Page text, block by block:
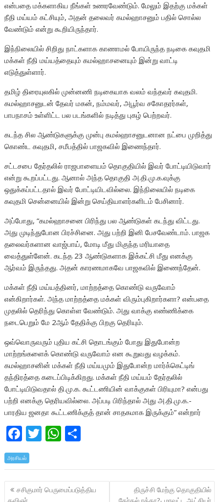
என்பதை மக்களாகிய நீங்கள் உணரவேண்டும். மேலும் இதற்கு மக்கள்
நீதி மய்யம் கட்சியும், அதன் தலைவர் கமல்ஹாசனும் பதில் சொல்ல
வேண்டும் என்று கூறியிருந்தார்.
இந்நிலையில் சிறிது நாட்களாக காணாமல் போயிருந்த நடிகை கவுதமி
மக்கள் நீதி மய்யத்தையும் கமல்ஹாசனையும் இன்று வாட்டி
எடுத்துள்ளார்.
தமிழ் திரையுலகில் முன்னணி நடிகையாக வலம் வந்தவர் கவுதமி.
கமல்ஹாசனுடன் தேவர் மகன், நம்மவர், அபூர்வ சகோதரர்கள்,
பாபநாசம் உள்ளிட்ட பல படங்களில் நடித்து புகழ் பெற்றவர்.
கடந்த சில ஆண்டுகளுக்கு முன்பு கமல்ஹாசனுடனான நட்பை முறித்து
கொண்ட கவுதமி, சமீபத்தில் பாஜகவில் இணைந்தார்.
சட்டசபை தேர்தலில் ராஜபாளையம் தொகுதியில் இவர் போட்டியிடுவார்
என்று கூறப்பட்டது. ஆனால் அந்த தொகுதி அ.தி.மு.க.வுக்கு
ஒதுக்கப்பட்டதால் இவர் போட்டியிடவில்லை. இந்நிலையில் நடிகை
கவுதமி சென்னையில் இன்று செய்தியாளர்களிடம் பேசினார்.
அப்போது, “கமல்ஹாசனை பிரிந்து பல ஆண்டுகள் கடந்து விட்டது.
அது முடிந்துபோன பிரச்சினை. அது பற்றி இனி பேசவேண்டாம். பாஜக
தலைவர்களான வாஜ்பாய், மோடி மீது மிகுந்த மரியாதை
வைத்துள்ளேன். கடந்த 23 ஆண்டுகளாக இக்கட்சி மீது எனக்கு
ஆர்வம் இருந்தது. அதன் காரணமாகவே பாஜகவில் இணைந்தேன்.
மக்கள் நீதி மய்யத்தினர், மாற்றத்தை கொண்டு வருவோம்
என்கிறார்கள். அந்த மாற்றத்தை மக்கள் விரும்புகிறார்களா? என்பதை
முதலில் தெரிந்து கொள்ள வேண்டும். அது வாக்கு எண்ணிக்கை
நடைபெறும் மே 2ஆம் தேதிக்கு பிறகு தெரியும்.
ஒவ்வொருவரும் புதிய கட்சி தொடங்கும் போது இதுபோன்ற
மாற்றங்களைக் கொண்டு வருவோம் என கூறுவது வழக்கம்.
கமல்ஹாசனின் மக்கள் நீதி மய்யமும் இதுபோன்ற மார்க்கெட்டிங்
தந்திரத்தை கடைப்பிடிக்கிறது. மக்கள் நீதி மய்யம் தேர்தலில்
போட்டியிடுவதால் தி.மு.க. கூட்டணியின் வாக்குகள் பிரியுமா? என்பது
பற்றி எனக்கு தெரியவில்லை. அப்படி பிரிந்தால் அது அ.தி.மு.க.-
பாரதிய ஜனதா கூட்டணிக்குத் தான் சாதகமாக இருக்கும்” என்றார்
F
ac
e
b
o
T
itt
er
W
at
s
A
ar
e
அரசியல்
Post
சசிகுமார் பெருமைப்படுத்திய
கவிஞர்
திருச்சி மேற்கு தொகுதியில்
தேர்தல் ரத்தா?- மாவட்ட ஆட்சியர்